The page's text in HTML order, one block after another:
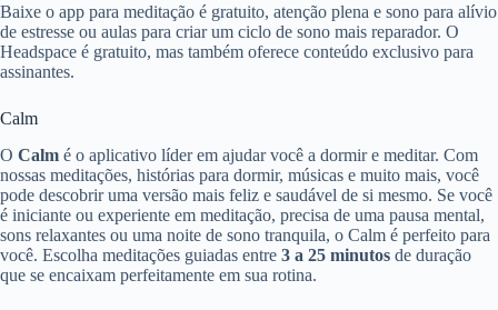
Baixe o app para meditação é gratuito, atenção plena e sono para alívio
de estresse ou aulas para criar um ciclo de sono mais reparador. O
Headspace é gratuito, mas também oferece conteúdo exclusivo para
assinantes.
Calm
O Calm é o aplicativo líder em ajudar você a dormir e meditar. Com
nossas meditações, histórias para dormir, músicas e muito mais, você
pode descobrir uma versão mais feliz e saudável de si mesmo. Se você
é iniciante ou experiente em meditação, precisa de uma pausa mental,
sons relaxantes ou uma noite de sono tranquila, o Calm é perfeito para
você. Escolha meditações guiadas entre 3 a 25 minutos de duração
que se encaixam perfeitamente em sua rotina.